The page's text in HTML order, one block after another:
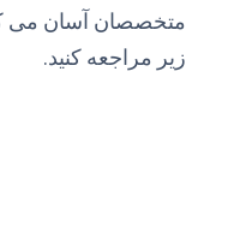
متخصصان آسان می
زیر مراجعه کنید.